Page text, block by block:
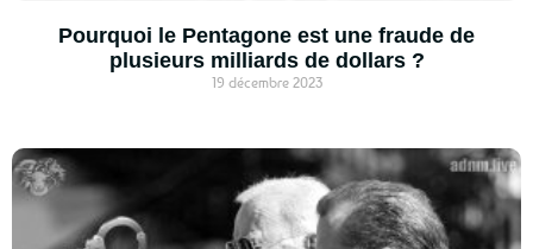
Pourquoi le Pentagone est une fraude de
plusieurs milliards de dollars ?
19 décembre 2023